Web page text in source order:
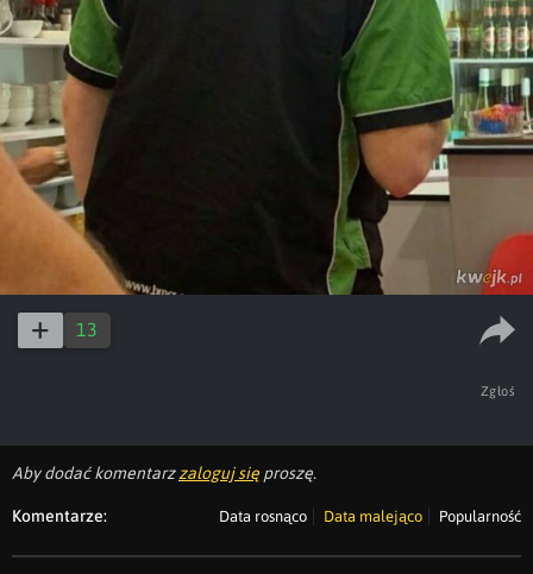
13
Zgłoś
Aby dodać komentarzzaloguj się proszę.
Komentarze: Data rosnąco Data malejąco Popularność